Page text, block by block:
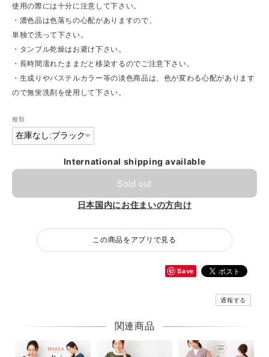
使用の際には十分に注意して下さい。
・濃色品は色落ちの心配がありますので、
単独で洗って下さい。
・タンブル乾燥はお避け下さい。
・長時間濡れたままだと移染するのでご注意下さい。
・生成りやパステルカラー等の淡色商品は、色が変わる心配があります
ので無蛍洗剤を使用して下さい。
種類
International shipping available
Sold out
日本国内にお住まいの方向け
この商品をアプリで見る
Save
通報する
関連商品